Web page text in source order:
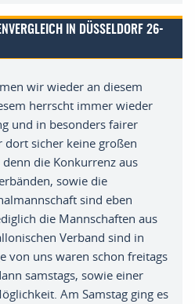
IN DÜSSELDORF 26-
wir wieder an diesem
herrscht immer wieder
und in besonders fairer
sicher keine großen
denn die Konkurrenz aus
, sowie die
sind eben
die Mannschaften aus
Verband sind in
von uns waren schon freitags
samstags, sowie einer
. Am Samstag ging es